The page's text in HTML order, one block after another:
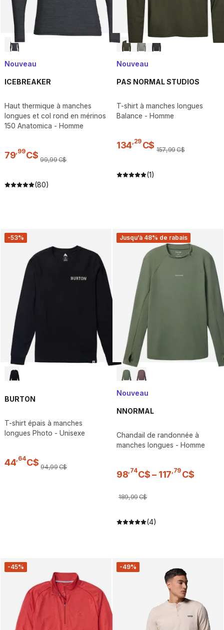
Nouveau
ICEBREAKER
Haut thermique à manches
longues et col rond en mérinos
150 Anatomica - Homme
79,99C$ 99,99C$
(80)
Nouveau
PAS NORMAL STUDIOS
T-shirt à manches longues
Balance - Homme
134,29 C$ 157,99C$
(1)
-53%
BURTON
T-shirt épais à manches
longues Photo - Unisexe
44 64C$ 94,99C$
Jusqu’à 48% de rabais
Nouveau
NNORMAL
Chandail de randonnée à
manches longues - Homme
98 74C$ – 117 79 C$
189,99C$
(4)
-45% -49%